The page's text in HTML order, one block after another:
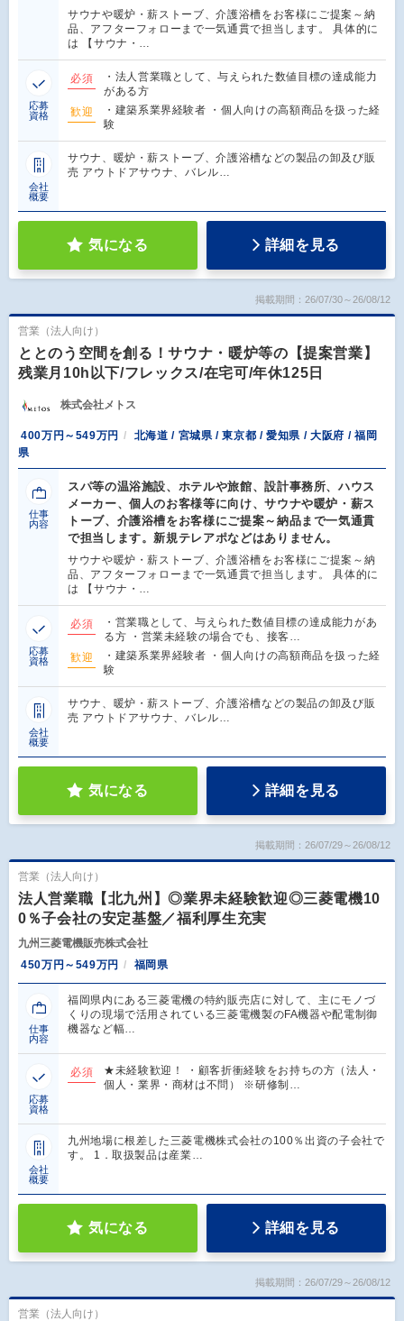
サウナや暖炉・薪ストーブ、介護浴槽をお客様にご提案～納
品、アフターフォローまで一気通貫で担当します。 具体的に
は 【サウナ・…
応募
資格
必須
・法人営業職として、与えられた数値目標の達成能力
がある方
歓迎
・建築系業界経験者 ・個人向けの高額商品を扱った経
験
会社
概要
サウナ、暖炉・薪ストーブ、介護浴槽などの製品の卸及び販
売 アウトドアサウナ、バレル…
気になる 詳細を見る
掲載期間：26/07/30～26/08/12
営業（法人向け）
ととのう空間を創る！サウナ・暖炉等の【提案営業】
残業月10h以下/フレックス/在宅可/年休125日
株式会社メトス
400万円～549万円
北海道 / 宮城県 / 東京都 / 愛知県 / 大阪府 / 福岡
県
仕事
内容
スパ等の温浴施設、ホテルや旅館、設計事務所、ハウス
メーカー、個人のお客様等に向け、サウナや暖炉・薪ス
トーブ、介護浴槽をお客様にご提案～納品まで一気通貫
で担当します。新規テレアポなどはありません。
サウナや暖炉・薪ストーブ、介護浴槽をお客様にご提案～納
品、アフターフォローまで一気通貫で担当します。 具体的に
は 【サウナ・…
応募
資格
必須
・営業職として、与えられた数値目標の達成能力があ
る方 ・営業未経験の場合でも、接客…
歓迎
・建築系業界経験者 ・個人向けの高額商品を扱った経
験
会社
概要
サウナ、暖炉・薪ストーブ、介護浴槽などの製品の卸及び販
売 アウトドアサウナ、バレル…
気になる 詳細を見る
掲載期間：26/07/29～26/08/12
営業（法人向け）
法人営業職【北九州】◎業界未経験歓迎◎三菱電機10
0％子会社の安定基盤／福利厚生充実
九州三菱電機販売株式会社
450万円～549万円
福岡県
仕事
内容
福岡県内にある三菱電機の特約販売店に対して、主にモノづ
くりの現場で活用されている三菱電機製のFA機器や配電制御
機器など幅…
応募
資格
必須
★未経験歓迎！ ・顧客折衝経験をお持ちの方（法人・
個人・業界・商材は不問） ※研修制…
会社
概要
九州地場に根差した三菱電機株式会社の100％出資の子会社で
す。 1．取扱製品は産業…
気になる 詳細を見る
掲載期間：26/07/29～26/08/12
営業（法人向け）